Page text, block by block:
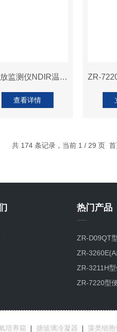
ZR-3221型便携式碳排放监测仪NDIR温室气体检测仪
查看详情
共 174 条记录，当前 1 / 29 页
热门产品
ZR-D09QT
检测仪
ZR-
尘烟气测试
ZR-3211H
综合分析仪
ZR-7220型
培养箱 | 搪玻璃冷凝器 | 藻类细胞